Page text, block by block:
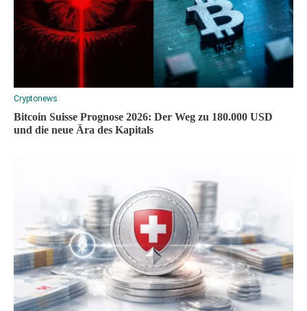
Cryptonews
Bitcoin Suisse Prognose 2026: Der Weg zu 180.000 USD
und die neue Ära des Kapitals